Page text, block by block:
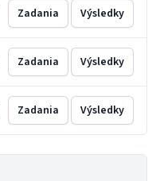
Zadania Výsledky
Zadania Výsledky
Zadania Výsledky